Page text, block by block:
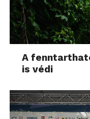
A
is védi